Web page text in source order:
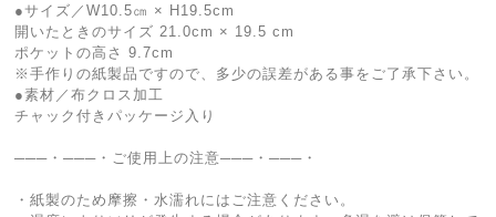
●サイズ／W10.5㎝ × H19.5cm
開いたときのサイズ 21.0cm × 19.5 cm
ポケットの高さ 9.7cm
※手作りの紙製品ですので、多少の誤差がある事をご了承下さい。
●素材／布クロス加工
チャック付きパッケージ入り
───・───・ご使用上の注意───・───・
・紙製のため摩擦・水濡れにはご注意ください。